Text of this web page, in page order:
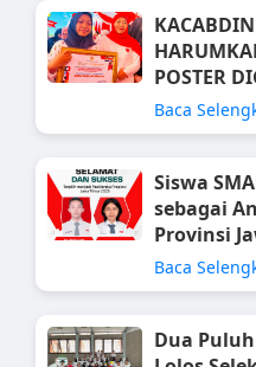
POSTER
Baca
Siswa
sebagai
Provinsi
Baca
Dua